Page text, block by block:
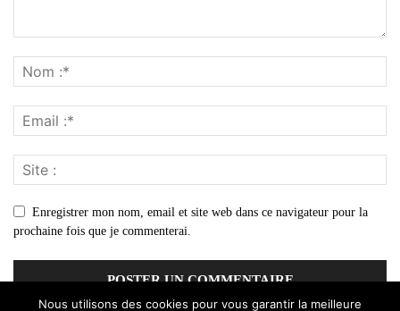
Enregistrer mon nom, email et site web dans ce navigateur pour la
prochaine fois que je commenterai.
Nous utilisons des cookies pour vous garantir la meilleure